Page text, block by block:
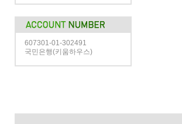
607301-01-302491
국민은행(키움하우스)